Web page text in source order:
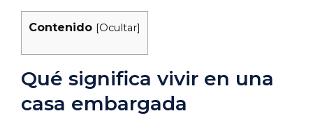
Contenido [Ocultar]
Qué significa vivir en una
casa embargada